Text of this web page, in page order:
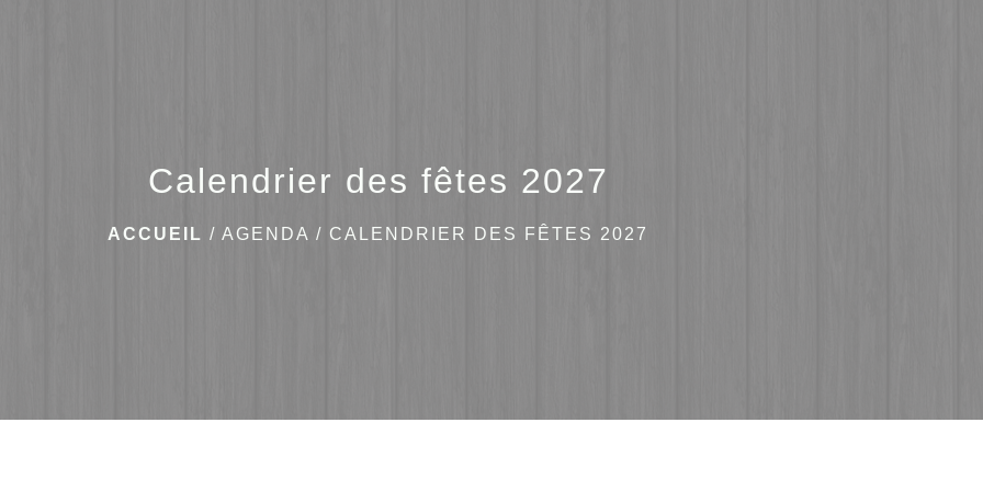
Calendrier des fêtes 2027
ACCUEIL /AGENDA / CALENDRIER DES FÊTES 2027